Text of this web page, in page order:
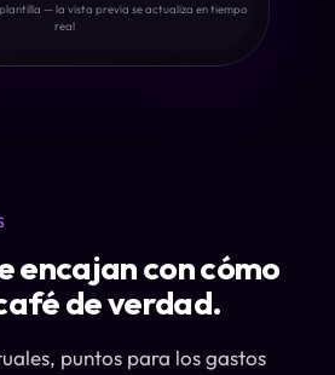
— la vista previa se actualiza en tiempo
real
encajan con cómo
de verdad.
puntos para los gastos